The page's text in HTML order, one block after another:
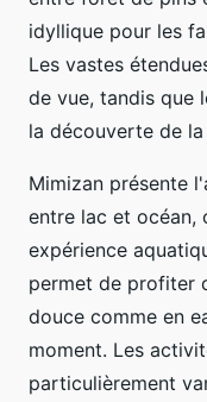
idyllique pour les
Les vastes
de vue, tandis que
la découverte de
Mimizan présente
entre lac et océan,
expérience
permet de profiter
douce comme en
moment. Les
particulièrement